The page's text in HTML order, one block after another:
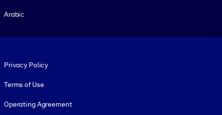
Arabic
Privacy Policy
Terms of Use
Operating Agreement